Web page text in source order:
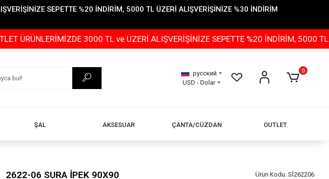
SEPETTE %20 İNDİRİM, 5000 TL ÜZERİ ALIŞVERİŞİNİZE %30 İNDİRİM
3000 TL ve ÜZERİ ALIŞVERİŞİNİZE SEPETTE %20 İNDİRİM, 5000 TL ÜZERİ
русский
USD - Dolar
0
ŞAL AKSESUAR ÇANTA/CÜZDAN OUTLET
2622-06 SURA İPEK 90X90 Ürün Kodu: Sİ262206